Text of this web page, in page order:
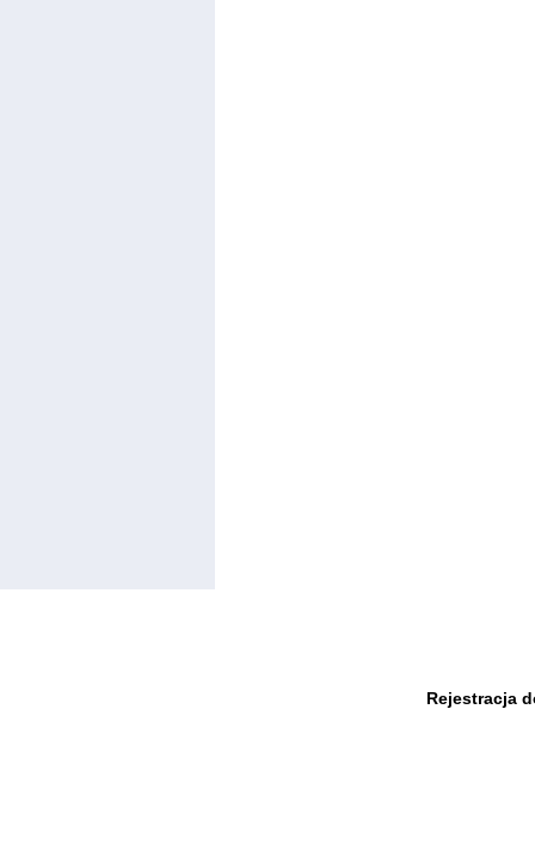
Rejestracja